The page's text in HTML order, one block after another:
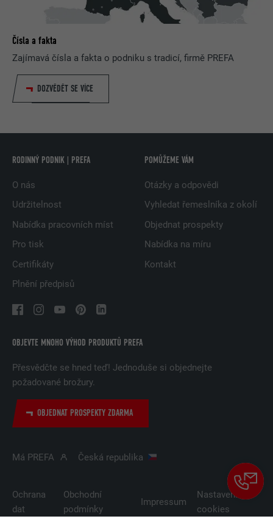
Čísla a fakta
Zajímavá čísla a fakta o podniku s tradicí, firmě PREFA
DOZVĚDĚT SE VÍCE
OBJEVTE MNOHO VÝHOD PRODUKTŮ PREFA
Přesvědčte se hned teď! Jednoduše si objednejte
požadované brožury.
OBJEDNAT PROSPEKTY ZDARMA
RODINNÝ PODNIK | PREFA
O nás
Udržitelnost
Nabídka pracovních míst
Pro tisk
Certifikáty
Plnění předpisů
POMŮŽEME VÁM
Otázky a odpovědi
Vyhledat řemeslníka z okolí
Objednat prospekty
Nabídka na míru
Kontakt
Má PREFA Česká republika
Ochrana
dat
Obchodní
podmínky
Impressum
Nastavení
cookies